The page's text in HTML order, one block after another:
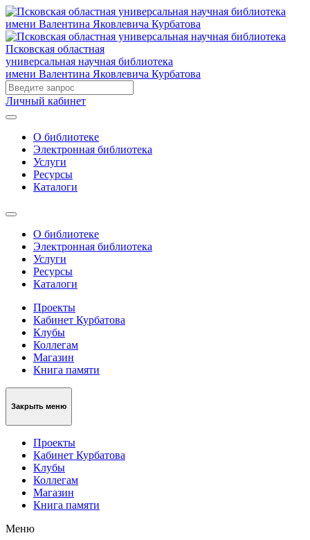
Псковская областная
универсальная научная библиотека
имени Валентина Яковлевича Курбатова
Личный кабинет
О библиотеке
Электронная библиотека
Услуги
Ресурсы
Каталоги
О библиотеке
Электронная библиотека
Услуги
Ресурсы
Каталоги
Проекты
Кабинет Курбатова
Клубы
Коллегам
Магазин
Книга памяти
Закрыть меню
Проекты
Кабинет Курбатова
Клубы
Коллегам
Магазин
Книга памяти
Меню